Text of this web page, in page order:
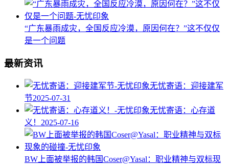
“广东暴雨成灾，全国反应冷漠，原因何在？”这不仅仅
是一个问题
最新资讯
无忧寄语：迎接建军
节2025-07-31
无忧寄语：心存道
义！ 2025-07-16
BW上面被举报的韩国Coser@Yasal：职业精神与双标现